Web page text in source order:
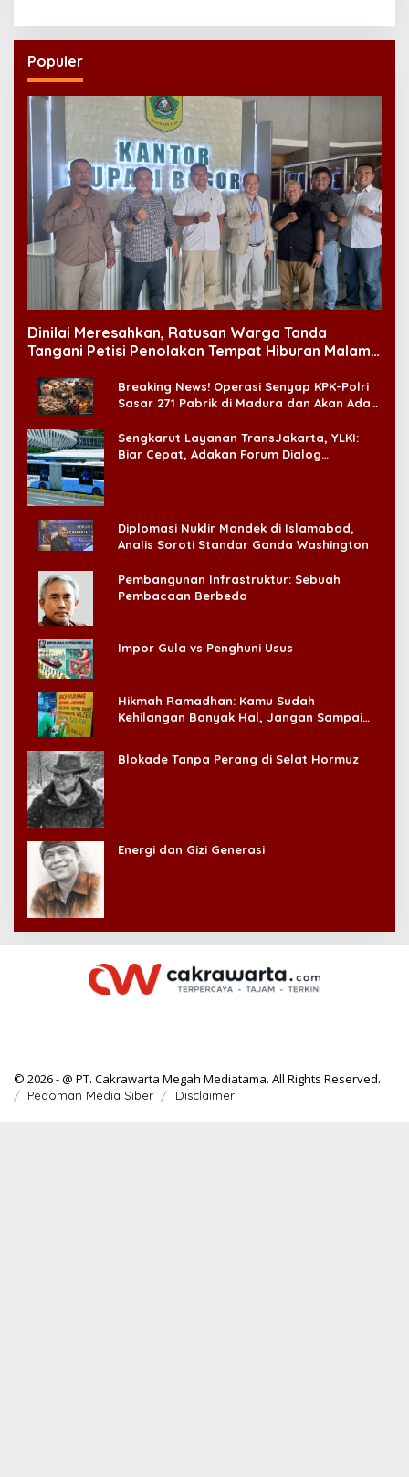
Populer
Dinilai Meresahkan, Ratusan Warga Tanda
Tangani Petisi Penolakan Tempat Hiburan Malam
Breaking News! Operasi Senyap KPK-Polri
Sasar 271 Pabrik di Madura dan Akan Ada
Sengkarut Layanan TransJakarta, YLKI:
Biar Cepat, Adakan Forum Dialog
Diplomasi Nuklir Mandek di Islamabad,
Analis Soroti Standar Ganda Washington
Pembangunan Infrastruktur: Sebuah
Pembacaan Berbeda
Impor Gula vs Penghuni Usus
Hikmah Ramadhan: Kamu Sudah
Kehilangan Banyak Hal, Jangan Sampai
Blokade Tanpa Perang di Selat Hormuz
Energi dan Gizi Generasi
© 2026 - @ PT. Cakrawarta Megah Mediatama. All Rights Reserved.
Pedoman Media Siber Disclaimer